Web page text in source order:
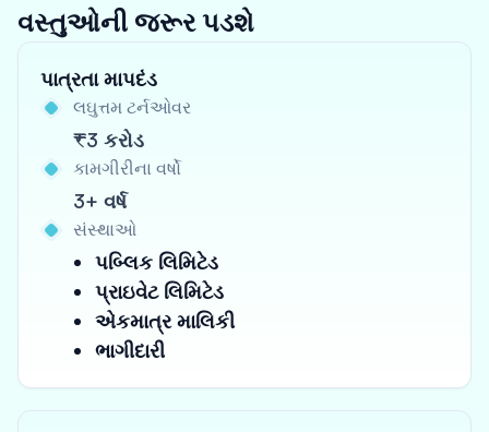
વસ્તુઓની જરૂર પડશે
પાત્રતા માપદંડ
લઘુત્તમ ટર્નઓવર
₹3 કરોડ
કામગીરીના વર્ષો
3+ વર્ષ
સંસ્થાઓ
પબ્લિક લિમિટેડ
પ્રાઇવેટ લિમિટેડ
એકમાત્ર માલિકી
ભાગીદારી